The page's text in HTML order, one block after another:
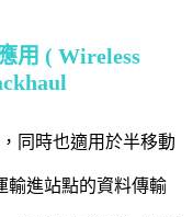
用 ( Wireless
，同時也適用於半移動
輸進站點的資料傳輸